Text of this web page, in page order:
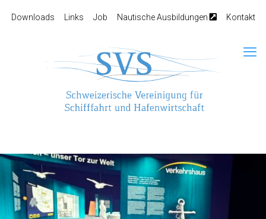
Downloads Links Job Nautische Ausbildungen Kontakt